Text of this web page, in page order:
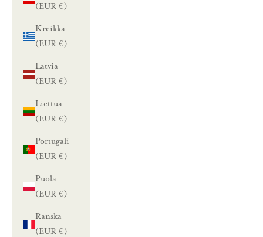
(EUR €)
Kreikka
(EUR €)
Latvia
(EUR €)
Liettua
(EUR €)
Portugali
(EUR €)
Puola
(EUR €)
Ranska
(EUR €)